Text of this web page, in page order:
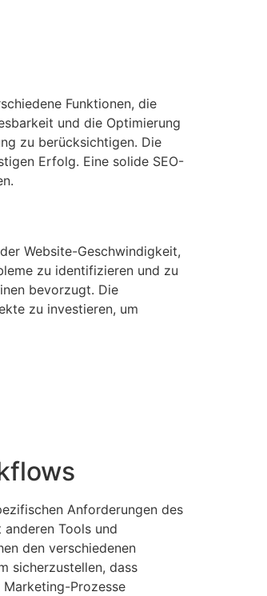
Funktionen, die
und die Optimierung
zu berücksichtigen. Die
Erfolg. Eine solide SEO-
Website-Geschwindigkeit,
zu identifizieren und zu
bevorzugt. Die
zu investieren, um
Anforderungen des
Tools und
den verschiedenen
sicherzustellen, dass
Prozesse